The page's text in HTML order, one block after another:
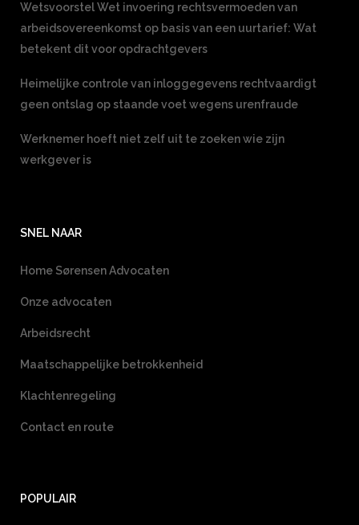
Wetsvoorstel Wet invoering rechtsvermoeden van
arbeidsovereenkomst op basis van een uurtarief: Wat
betekent dit voor opdrachtgevers
Heimelijke controle van inloggegevens rechtvaardigt
geen ontslag op staande voet wegens urenfraude
Werknemer hoeft niet zelf uit te zoeken wie zijn
werkgever is
SNEL NAAR
Home Sørensen Advocaten
Onze advocaten
Arbeidsrecht
Maatschappelijke betrokkenheid
Klachtenregeling
Contact en route
POPULAIR